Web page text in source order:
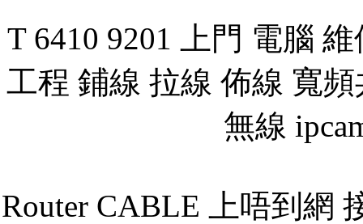
T 6410 9201 上門 電腦
工程 鋪線 拉線 佈線 寬
無線
Router CABLE 上唔到網